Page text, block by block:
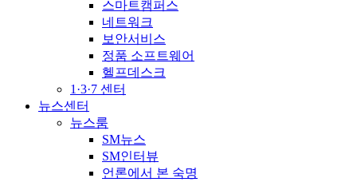
스마트캠퍼스
네트워크
보안서비스
정품 소프트웨어
헬프데스크
1·3·7 센터
뉴스센터
뉴스룸
SM뉴스
SM인터뷰
언론에서 본 숙명